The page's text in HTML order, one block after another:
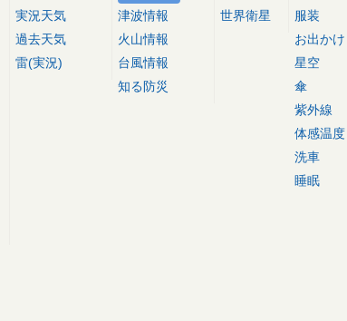
実況天気
過去天気
雷(実況)
津波情報
火山情報
台風情報
知る防災
世界衛星
服装
お出かけ
星空
傘
紫外線
体感温度
洗車
睡眠